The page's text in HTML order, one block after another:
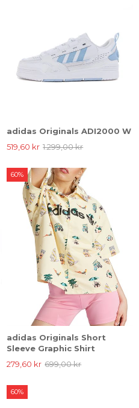
adidas Originals ADI2000 W
519,60 kr 1.299,00 kr
adidas Originals Short
Sleeve Graphic Shirt
279,60 kr 699,00 kr
60%
60%